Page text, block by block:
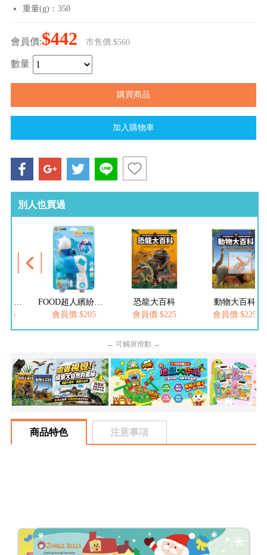
重量(g)：350
會員價:$442 市售價:$560
數量
別人也買過
會員價:$205
恐龍大百科
會員價:$225
動物大百科
會員價:$225
← 可觸屏滑動 →
商品特色 注意事項